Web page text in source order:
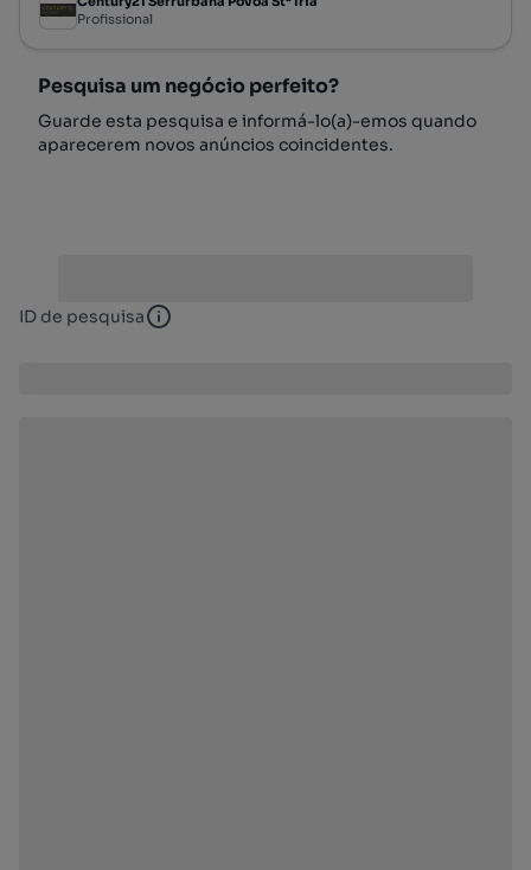
Profissional
Pesquisa um negócio perfeito?
Guarde esta pesquisa e informá-lo(a)-emos quando
aparecerem novos anúncios coincidentes.
ID de pesquisa ID de pesquisa